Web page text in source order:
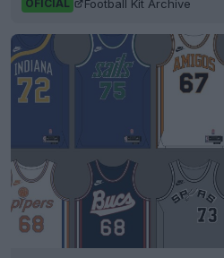
OFICIAL Football Kit Archive